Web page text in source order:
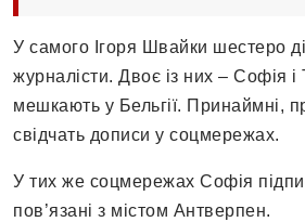
У самого Ігоря Швайки шестеро
журналісти. Двоє із них – Софія і
мешкають у Бельгії. Принаймні,
свідчать дописи у соцмережах.
У тих же соцмережах Софія
пов’язані з містом Антверпен.